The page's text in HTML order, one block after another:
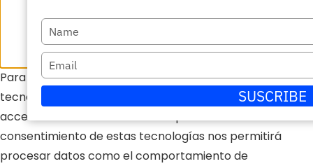
Para ofrecer las mejores experiencias, utilizamos
tecnologías como las cookies para almacenar y/o
acceder a la información del dispositivo. El
consentimiento de estas tecnologías nos permitirá
procesar datos como el comportamiento de
Escriba
su
nombre
Escriba
su
correo
electrónico
SUSCRIBE